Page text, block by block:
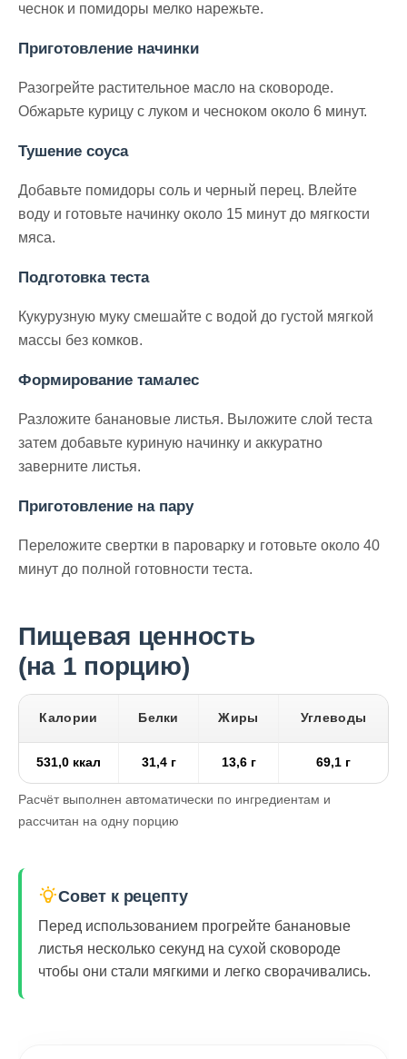
чеснок и помидоры мелко нарежьте.
Приготовление начинки
Разогрейте растительное масло на сковороде.
Обжарьте курицу с луком и чесноком около 6 минут.
Тушение соуса
Добавьте помидоры соль и черный перец. Влейте
воду и готовьте начинку около 15 минут до мягкости
мяса.
Подготовка теста
Кукурузную муку смешайте с водой до густой мягкой
массы без комков.
Формирование тамалес
Разложите банановые листья. Выложите слой теста
затем добавьте куриную начинку и аккуратно
заверните листья.
Приготовление на пару
Переложите свертки в пароварку и готовьте около 40
минут до полной готовности теста.
Пищевая ценность
(на 1 порцию)
Калории Белки Жиры Углеводы
531,0 ккал 31,4 г 13,6 г 69,1 г
Расчёт выполнен автоматически по ингредиентам и
рассчитан на одну порцию
Совет к рецепту
Перед использованием прогрейте банановые
листья несколько секунд на сухой сковороде
чтобы они стали мягкими и легко сворачивались.